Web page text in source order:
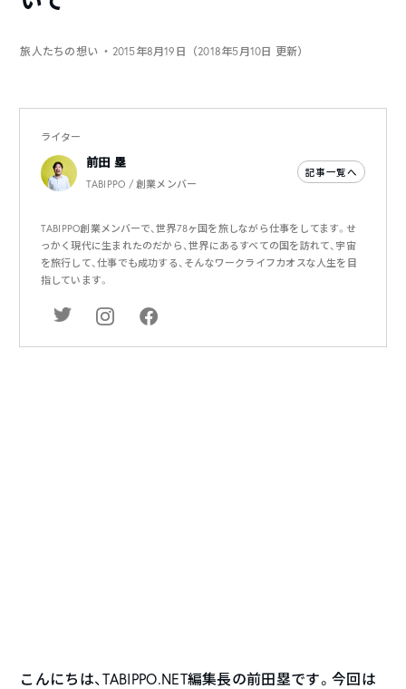
旅人たちの想い ・2015年8月19日（2018年5月10日 更新）
ライター
前田 塁
TABIPPO / 創業メンバー
記事一覧へ
TABIPPO創業メンバーで、世界78ヶ国を旅しながら仕事をしてます。せ
っかく現代に生まれたのだから、世界にあるすべての国を訪れて、宇宙
を旅行して、仕事でも成功する、そんなワークライフカオスな人生を目
指しています。
こんにちは、TABIPPO.NET編集長の前田塁です。今回は